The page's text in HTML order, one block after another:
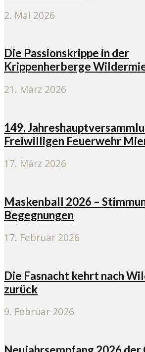
2. Mai 2026
Die Passionskrippe in der
Krippenherberge
21. März 2026
149.
Freiwilligen Feuerwehr
17. März 2026
Maskenball 2026 –
Begegnungen
17. Februar 2026
Die Fasnacht kehrt nach
zurück
9. Februar 2026